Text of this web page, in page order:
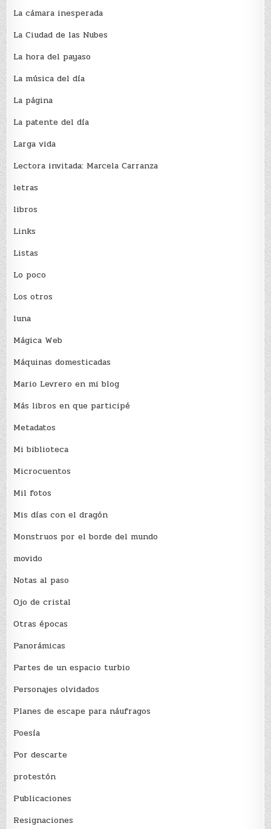
La cámara inesperada
La Ciudad de las Nubes
La hora del payaso
La música del día
La página
La patente del día
Larga vida
Lectora invitada: Marcela Carranza
letras
libros
Links
Listas
Lo poco
Los otros
luna
Mágica Web
Máquinas domesticadas
Mario Levrero en mi blog
Más libros en que participé
Metadatos
Mi biblioteca
Microcuentos
Mil fotos
Mis días con el dragón
Monstruos por el borde del mundo
movido
Notas al paso
Ojo de cristal
Otras épocas
Panorámicas
Partes de un espacio turbio
Personajes olvidados
Planes de escape para náufragos
Poesía
Por descarte
protestón
Publicaciones
Resignaciones